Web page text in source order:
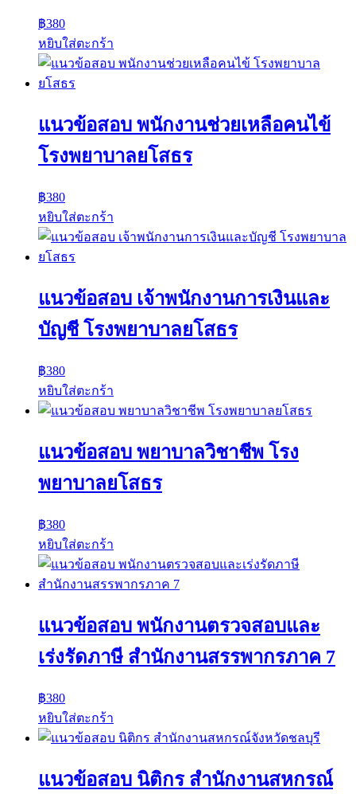
฿380
หยิบใส่ตะกร้า
แนวข้อสอบ พนักงานช่วยเหลือคนไข้
โรงพยาบาลยโสธร
฿380
หยิบใส่ตะกร้า
แนวข้อสอบ เจ้าพนักงานการเงินและ
บัญชี โรงพยาบาลยโสธร
฿380
หยิบใส่ตะกร้า
แนวข้อสอบ พยาบาลวิชาชีพ โรง
พยาบาลยโสธร
฿380
หยิบใส่ตะกร้า
แนวข้อสอบ พนักงานตรวจสอบและ
เร่งรัดภาษี สำนักงานสรรพากรภาค 7
฿380
หยิบใส่ตะกร้า
แนวข้อสอบ นิติกร สำนักงานสหกรณ์